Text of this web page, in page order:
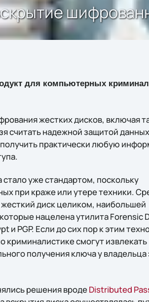
для компьютерных
жестких дисков, включая
считать надежной защитой
практически любую
уже стандартом, поскольку
при краже или утере техники.
диск целиком, наибольшей
нацелена утилита Forensic
и PGP. Если до сих пор к этим
криминалистике смогут извлекать
получения ключа у владельца
решения вродеDistributed